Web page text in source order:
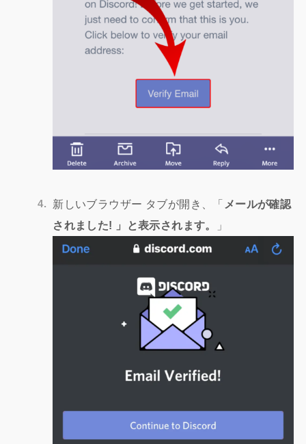
新しいブラウザー タブが開き、「 メールが確認
されました! 」と表示されます。
」